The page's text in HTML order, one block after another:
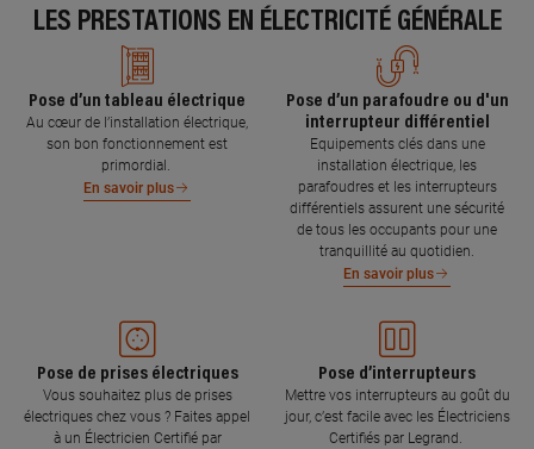
LES PRESTATIONS EN ÉLECTRICITÉ GÉNÉRALE
Pose d’un tableau électrique
Au cœur de l’installation électrique,
son bon fonctionnement est
primordial.
En savoir plus
Pose d’un parafoudre ou d'un
interrupteur différentiel
Equipements clés dans une
installation électrique, les
parafoudres et les interrupteurs
différentiels assurent une sécurité
de tous les occupants pour une
tranquillité au quotidien.
En savoir plus
Pose de prises électriques
Vous souhaitez plus de prises
électriques chez vous ? Faites appel
à un Électricien Certifié par
Pose d’interrupteurs
Mettre vos interrupteurs au goût du
jour, c’est facile avec les Électriciens
Certifiés par Legrand.